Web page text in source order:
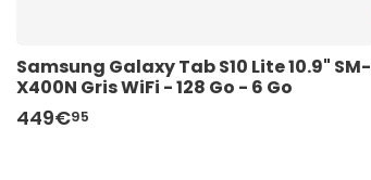
Samsung Galaxy Tab S10 Lite 10.9" SM-
X400N Gris WiFi - 128 Go - 6 Go
449€95